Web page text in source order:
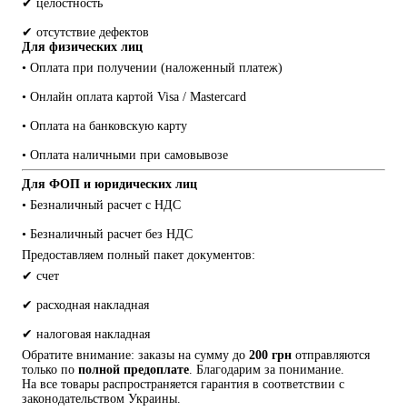
✔ целостность
✔ отсутствие дефектов
Для физических лиц
• Оплата при получении (наложенный платеж)
• Онлайн оплата картой Visa / Mastercard
• Оплата на банковскую карту
• Оплата наличными при самовывозе
Для ФОП и юридических лиц
• Безналичный расчет с НДС
• Безналичный расчет без НДС
Предоставляем полный пакет документов:
✔ счет
✔ расходная накладная
✔ налоговая накладная
Обратите внимание: заказы на сумму до 200 грн отправляются
только по полной предоплате. Благодарим за понимание.
На все товары распространяется гарантия в соответствии с
законодательством Украины.